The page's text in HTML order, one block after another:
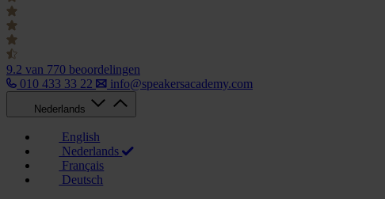
9.2 van 770 beoordelingen
010 433 33 22
info@speakersacademy.com
Nederlands
English
Nederlands
Français
Deutsch